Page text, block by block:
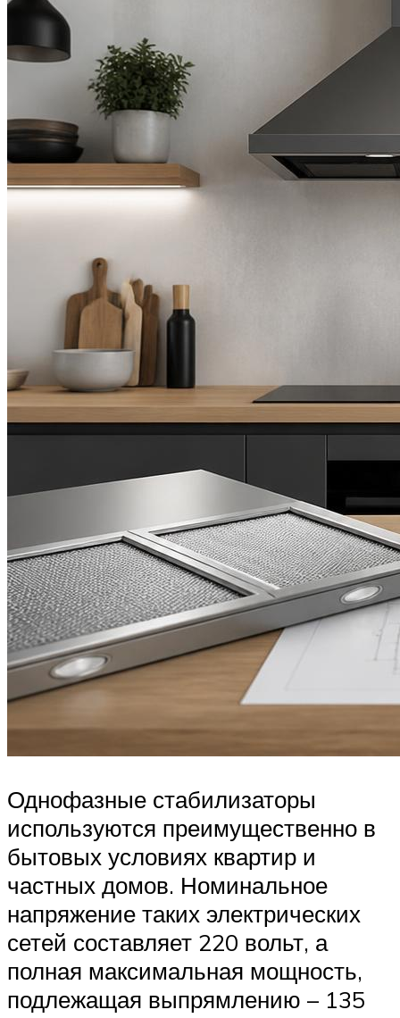
Однофазные стабилизаторы
используются преимущественно в
бытовых условиях квартир и
частных домов. Номинальное
напряжение таких электрических
сетей составляет 220 вольт, а
полная максимальная мощность,
подлежащая выпрямлению – 135